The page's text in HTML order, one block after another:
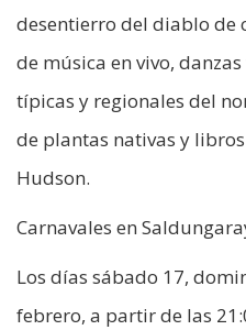
desentierro del diablo de
de música en vivo,
típicas y regionales del
de plantas nativas y
Hudson.
Carnavales en
Los días sábado 17,
febrero, a partir de las